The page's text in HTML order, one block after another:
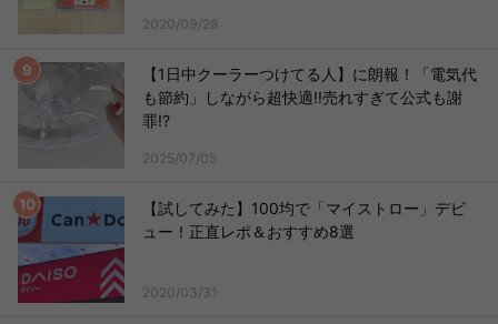
2020/09/28
【1日中クーラーつけてる人】に朗報！「電気代
も節約」しながら超快適!!売れすぎて公式も謝
罪!?
2025/07/05
【試してみた】100均で「マイストロー」デビ
ュー！正直レポ＆おすすめ8選
2020/03/31